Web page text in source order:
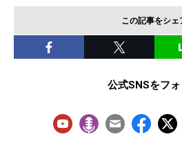
この記事をシェ
公式SNSをフ